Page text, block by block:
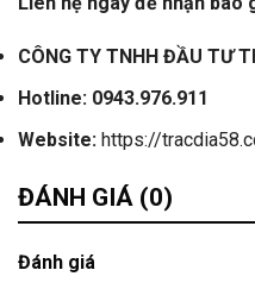
CÔNG TY TNHH ĐẦU TƯ
Hotline: 0943.976.911
Website: https://
ĐÁNH GIÁ (0)
Đánh giá